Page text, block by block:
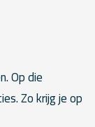
Op die
Zo krijg je op